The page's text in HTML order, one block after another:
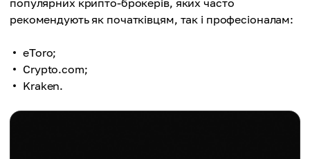
популярних крипто-брокерів, яких часто
рекомендують як початківцям, так і професіоналам:
eToro;
Crypto.com;
Kraken.